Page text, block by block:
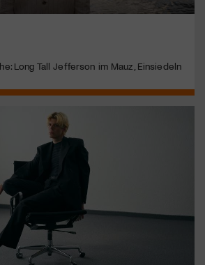
Long Tall Jefferson im Mauz, Einsiedeln